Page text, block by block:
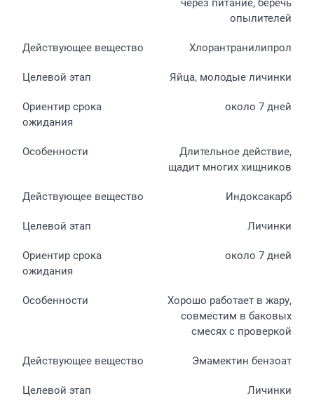
опылителей
Хлорантранилипрол
Яйца, молодые личинки
около 7 дней
Длительное действие,
щадит многих хищников
Индоксакарб
Личинки
около 7 дней
Хорошо работает в жару,
совместим в баковых
смесях с проверкой
Эмамектин бензоат
Личинки